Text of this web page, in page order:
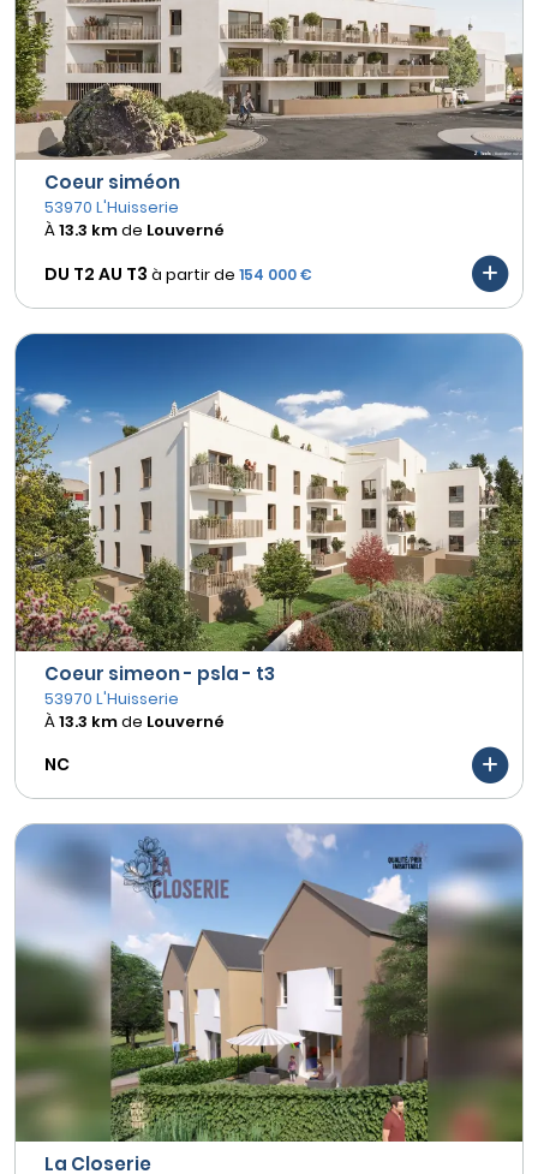
Coeur siméon
53970 L'Huisserie
À13.3 kmde Louverné
DU T2 AU T3 à partir de 154 000 €
Coeur simeon - psla - t3
53970 L'Huisserie
À13.3 kmde Louverné
NC
La Closerie